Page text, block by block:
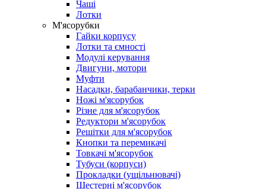
Чаші
Лотки
М'ясорубки
Гайки корпусу
Лотки та ємності
Модулі керування
Двигуни, мотори
Муфти
Насадки, барабанчики, терки
Ножі м'ясорубок
Різне для м'ясорубок
Редуктори м'ясорубок
Решітки для м'ясорубок
Кнопки та перемикачі
Товкачі м'ясорубок
Тубуси (корпуси)
Прокладки (ущільнювачі)
Шестерні м'ясорубок